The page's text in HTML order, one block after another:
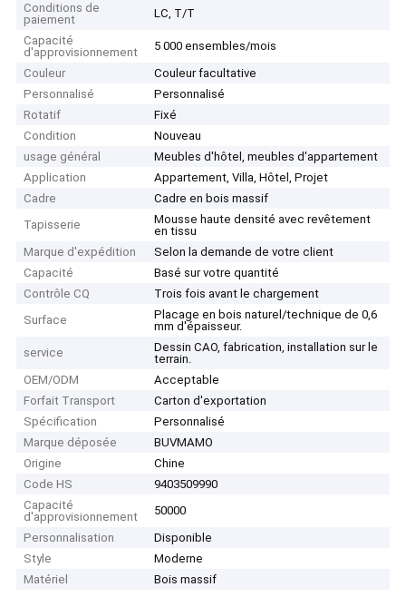
Conditions de
paiement
LC, T/T
Capacité
d'approvisionnement
5 000 ensembles/mois
Couleur
Couleur facultative
Personnalisé
Personnalisé
Rotatif
Fixé
Condition
Nouveau
usage général
Meubles d'hôtel, meubles d'appartement
Application
Appartement, Villa, Hôtel, Projet
Cadre
Cadre en bois massif
Tapisserie
Mousse haute densité avec revêtement
en tissu
Marque d'expédition
Selon la demande de votre client
Capacité
Basé sur votre quantité
Contrôle CQ
Trois fois avant le chargement
Surface
Placage en bois naturel/technique de 0,6
mm d'épaisseur.
service
Dessin CAO, fabrication, installation sur le
terrain.
OEM/ODM
Acceptable
Forfait Transport
Carton d'exportation
Spécification
Personnalisé
Marque déposée
BUVMAMO
Origine
Chine
Code HS
9403509990
Capacité
d'approvisionnement
50000
Personnalisation
Disponible
Style
Moderne
Matériel
Bois massif